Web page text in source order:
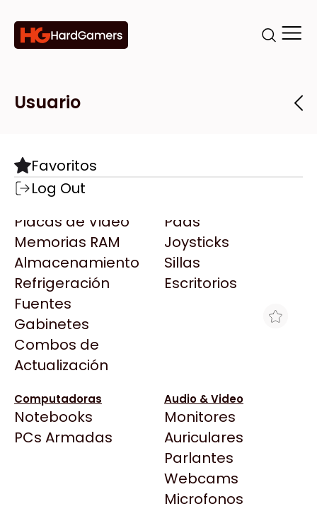
Categorías
Componentes
Motherboards
Microprocesadores
Placas de Video
Memorias RAM
Almacenamiento
Refrigeración
Fuentes
Gabinetes
Combos de
Actualización
Pads
Joysticks
Sillas
Escritorios
Computadoras
Notebooks
PCs Armadas
Audio & Video
Monitores
Auriculares
Parlantes
Webcams
Microfonos
Marcas
Todas las Marcas
AMD
AULA
Acer
Adata
AeroCool
Antec
Arkham
Asrock
BenQ
CX
Cooler Master
Tiendas
Destacadas
Todas las Tiendas
Usuario
Favoritos
Log Out
PLACA DE VIDEO POWERCOLOR RX
7600 FIGHTER 8GB GDDR6
$562.700
Ver producto en la página de Gamer Factory